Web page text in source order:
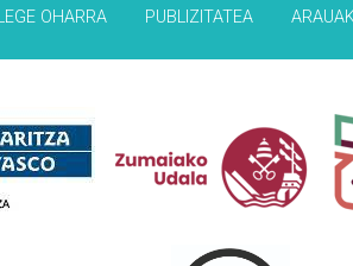
OHARRA PUBLIZITATEA